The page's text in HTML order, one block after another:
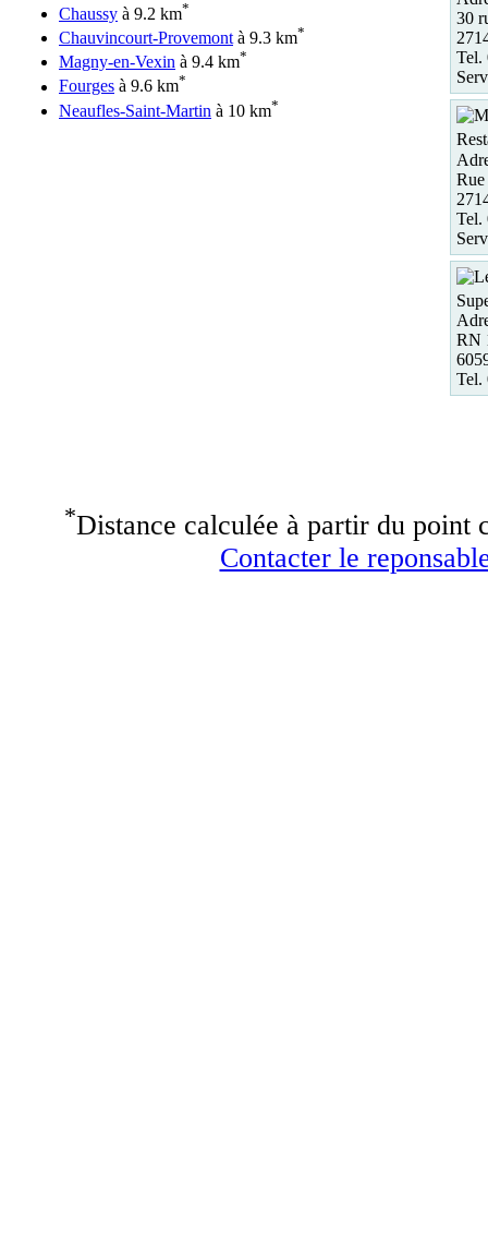
Chaussy à 9.2 km*
Chauvincourt-Provemont à 9.3 km*
Magny-en-Vexin à 9.4 km*
Fourges à 9.6 km*
Neaufles-Saint-Martin à 10 km*
30
Tel.
Tel.
RN
Tel.
*Distance calculée à partir du point
Contacter le